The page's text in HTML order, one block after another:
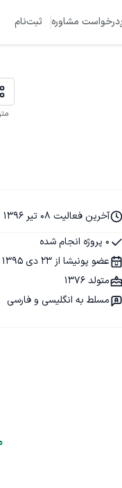
درخواست مشاوره ثبت‌نام
آخرین فعالیت 08 تیر 1396
0 پروژه انجام شده
عضو پونیشا از 23 دی 1395
متولد 1376
مسلط به انگلیسی و فارسی